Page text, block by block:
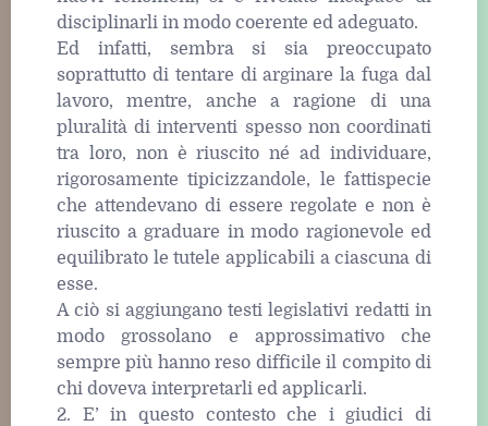
disciplinarli in modo coerente ed adeguato.
Ed infatti, sembra si sia preoccupato
soprattutto di tentare di arginare la fuga dal
lavoro, mentre, anche a ragione di una
pluralità di interventi spesso non coordinati
tra loro, non è riuscito né ad individuare,
rigorosamente tipicizzandole, le fattispecie
che attendevano di essere regolate e non è
riuscito a graduare in modo ragionevole ed
equilibrato le tutele applicabili a ciascuna di
esse.
A ciò si aggiungano testi legislativi redatti in
modo grossolano e approssimativo che
sempre più hanno reso difficile il compito di
chi doveva interpretarli ed applicarli.
2. E’ in questo contesto che i giudici di